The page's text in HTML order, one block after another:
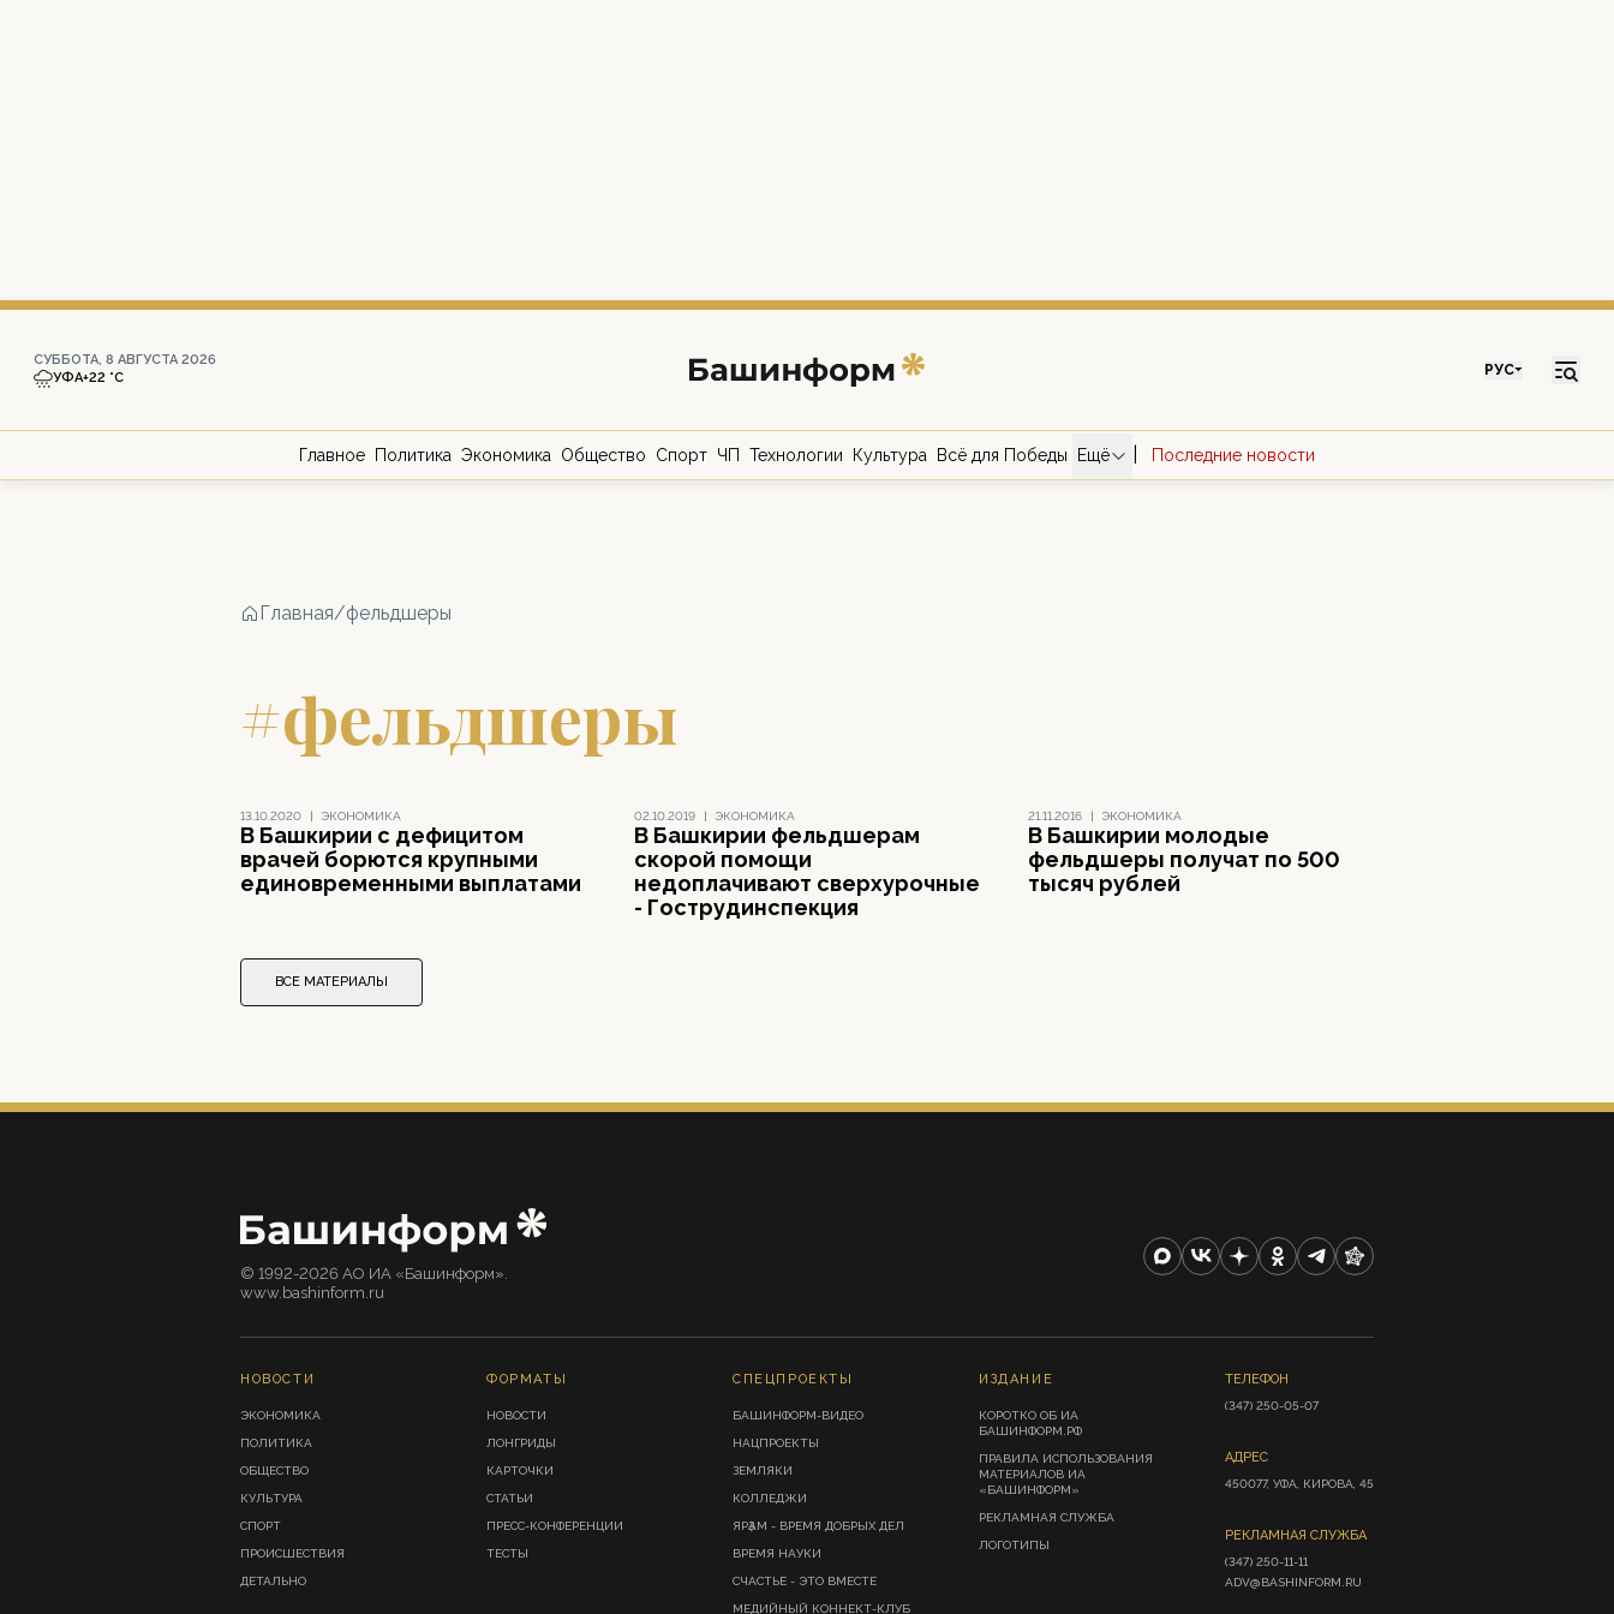
СУББОТА, 8 АВГУСТА 2026
УФА+22 °С РУС
Главное Политика Экономика Общество Спорт ЧП Технологии Культура Всё для Победы Ещё Последние новости
Главная/фельдшеры
#фельдшеры
13.10.2020 | ЭКОНОМИКА
В Башкирии с дефицитом
врачей борются крупными
единовременными выплатами
02.10.2019 | ЭКОНОМИКА
В Башкирии фельдшерам
скорой помощи
недоплачивают сверхурочные
- Гострудинспекция
21.11.2016 | ЭКОНОМИКА
В Башкирии молодые
фельдшеры получат по 500
тысяч рублей
ВСЕ МАТЕРИАЛЫ
© 1992-2026 АО ИА «Башинформ».
www.bashinform.ru
НОВОСТИ
ЭКОНОМИКА
ПОЛИТИКА
ОБЩЕСТВО
КУЛЬТУРА
СПОРТ
ПРОИСШЕСТВИЯ
ДЕТАЛЬНО
ФОРМАТЫ
НОВОСТИ
ЛОНГРИДЫ
КАРТОЧКИ
СТАТЬИ
ПРЕСС-КОНФЕРЕНЦИИ
ТЕСТЫ
СПЕЦПРОЕКТЫ
БАШИНФОРМ-ВИДЕО
НАЦПРОЕКТЫ
ЗЕМЛЯКИ
КОЛЛЕДЖИ
ЯРҘАМ - ВРЕМЯ ДОБРЫХ ДЕЛ
ВРЕМЯ НАУКИ
СЧАСТЬЕ - ЭТО ВМЕСТЕ
МЕДИЙНЫЙ КОННЕКТ-КЛУБ
ИЗДАНИЕ
КОРОТКО ОБ ИА
БАШИНФОРМ.РФ
ПРАВИЛА ИСПОЛЬЗОВАНИЯ
МАТЕРИАЛОВ ИА
«БАШИНФОРМ»
РЕКЛАМНАЯ СЛУЖБА
ЛОГОТИПЫ
ТЕЛЕФОН
(347) 250-05-07
АДРЕС
450077, УФА, КИРОВА, 45
РЕКЛАМНАЯ СЛУЖБА
(347) 250-11-11
ADV@BASHINFORM.RU